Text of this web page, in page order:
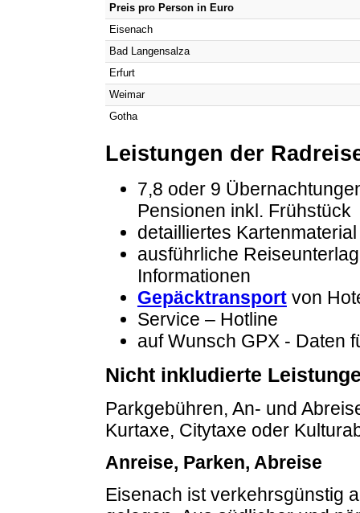
Preis pro Person in Euro
Eisenach
Bad Langensalza
Erfurt
Weimar
Gotha
Leistungen der
7,8 oder 9
Pensionen inkl. Frühstück
detailliertes Kartenmaterial
ausführliche
Informationen
Gepäcktransportvon
Service – Hotline
auf Wunsch GPX - Daten
Nicht inkludierte
Parkgebühren, An- und
Kurtaxe, Citytaxe oder
Anreise, Parken, Abreise
Eisenach ist verkehrsgünstig